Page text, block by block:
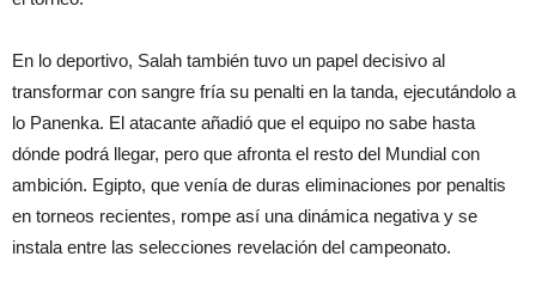
En lo deportivo, Salah también tuvo un papel decisivo al
transformar con sangre fría su penalti en la tanda, ejecutándolo a
lo Panenka. El atacante añadió que el equipo no sabe hasta
dónde podrá llegar, pero que afronta el resto del Mundial con
ambición. Egipto, que venía de duras eliminaciones por penaltis
en torneos recientes, rompe así una dinámica negativa y se
instala entre las selecciones revelación del campeonato.